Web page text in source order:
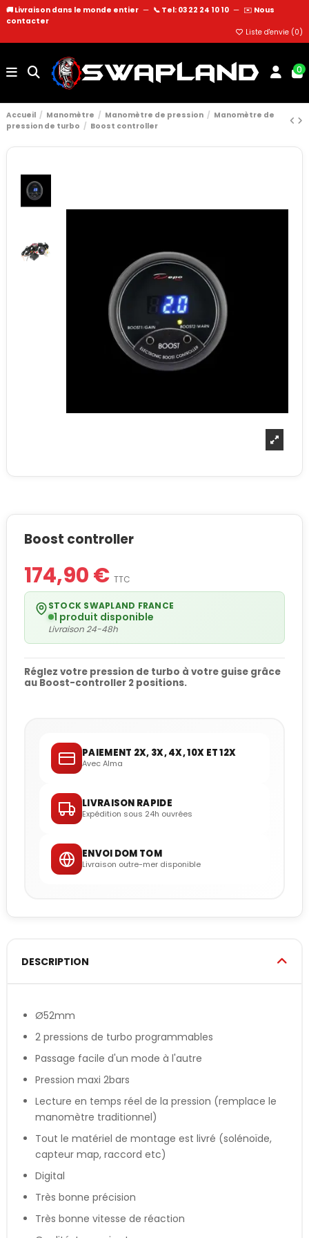
🚚 Livraison dans le monde entier — 📞 Tel: 03 22 24 10 10 — ✉️ Nous
contacter
Liste d'envie (0)
0
Accueil Manomètre Manomètre de pression
Manomètre de
pression de turbo
Boost controller
Boost controller
174,90 € TTC
STOCK SWAPLAND FRANCE
1 produit disponible
Livraison 24-48h
Réglez votre pression de turbo à votre guise grâce
au Boost-controller 2 positions.
PAIEMENT 2X, 3X, 4X, 10X ET 12X
Avec Alma
LIVRAISON RAPIDE
Expédition sous 24h ouvrées
ENVOI DOM TOM
Livraison outre-mer disponible
DESCRIPTION
Ø52mm
2 pressions de turbo programmables
Passage facile d'un mode à l'autre
Pression maxi 2bars
Lecture en temps réel de la pression (remplace le
manomètre traditionnel)
Tout le matériel de montage est livré (solénoïde,
capteur map, raccord etc)
Digital
Très bonne précision
Très bonne vitesse de réaction